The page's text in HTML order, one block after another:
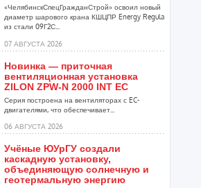
«ЧелябинскСпецГражданСтрой» освоил новый
диаметр шарового крана КШЦПР Energy Regula
из стали 09Г2С...
07 АВГУСТА 2026
Новинка — приточная
вентиляционная установка
ZILON ZPW-N 2000 INT EC
Серия построена на вентиляторах с EC-
двигателями, что обеспечивает...
06 АВГУСТА 2026
Учёные ЮУрГУ создали
каскадную установку,
объединяющую солнечную и
геотермальную энергию